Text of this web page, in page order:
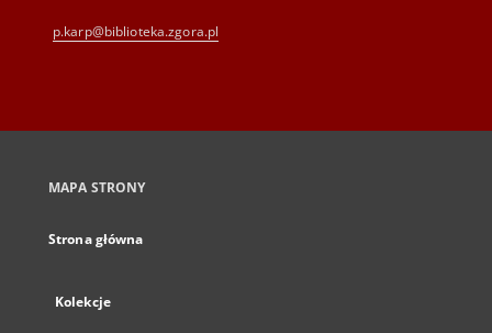
p.karp@biblioteka.zgora.pl
MAPA STRONY
Strona główna
Kolekcje